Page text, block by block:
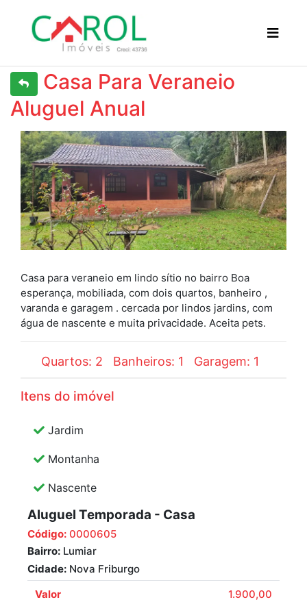
Casa Para Veraneio
Aluguel Anual
Previous Next
Casa para veraneio em lindo sítio no bairro Boa
esperança, mobiliada, com dois quartos, banheiro ,
varanda e garagem . cercada por lindos jardins, com
água de nascente e muita privacidade. Aceita pets.
Quartos: 2 Banheiros: 1 Garagem: 1
Itens do imóvel
Jardim
Montanha
Nascente
Aluguel Temporada - Casa
Código: 0000605
Bairro: Lumiar
Cidade: Nova Friburgo
Valor
1.900,00